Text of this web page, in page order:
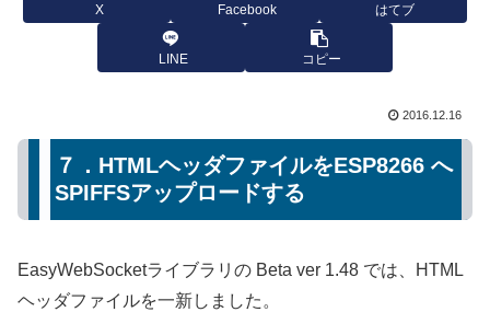
X Facebook はてブ
LINE コピー
2016.12.16
７．HTMLヘッダファイルをESP8266 へ
SPIFFSアップロードする
EasyWebSocketライブラリの Beta ver 1.48 では、HTML
ヘッダファイルを一新しました。